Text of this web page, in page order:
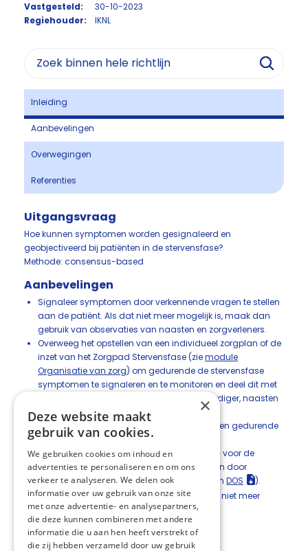
Vastgesteld:
30-10-2023
Regiehouder:
IKNL
Inleiding
Aanbevelingen
Overwegingen
Referenties
Uitgangsvraag
Hoe kunnen symptomen worden gesignaleerd en
geobjectiveerd bij patiënten in de stervensfase?
Methode: consensus-based
Aanbevelingen
Signaleer symptomen door verkennende vragen te stellen
aan de patiënt. Als dat niet meer mogelijk is, maak dan
gebruik van observaties van naasten en zorgverleners.
Overweeg het opstellen van een individueel zorgplan of de
inzet van het Zorgpad Stervensfase (ziemodule
Organisatie van zorg) om gedurende de stervensfase
symptomen te signaleren en te monitoren en deel dit met
de patiënt, eventuele wettelijk vertegenwoordiger, naasten
en andere zorgverleners.
Monitor en behandel zo nodig de symptomen gedurende
de hele stervensfase.
Overweeg om meetinstrumenten in te zetten voor de
symptomen pijn en onrust die in te vullen zijn door
naasten of zorgverleners (zoals de
en DOS
).
Symptoomscores door patiënt zijn meestal niet meer
mogelijk.
×
Deze website maakt
gebruik van cookies.
We gebruiken cookies om inhoud en
advertenties te personaliseren en om ons
verkeer te analyseren. We delen ook
informatie over uw gebruik van onze site
met onze advertentie- en analysepartners,
die deze kunnen combineren met andere
informatie die u aan hen heeft verstrekt of
die zij hebben verzameld door uw gebruik